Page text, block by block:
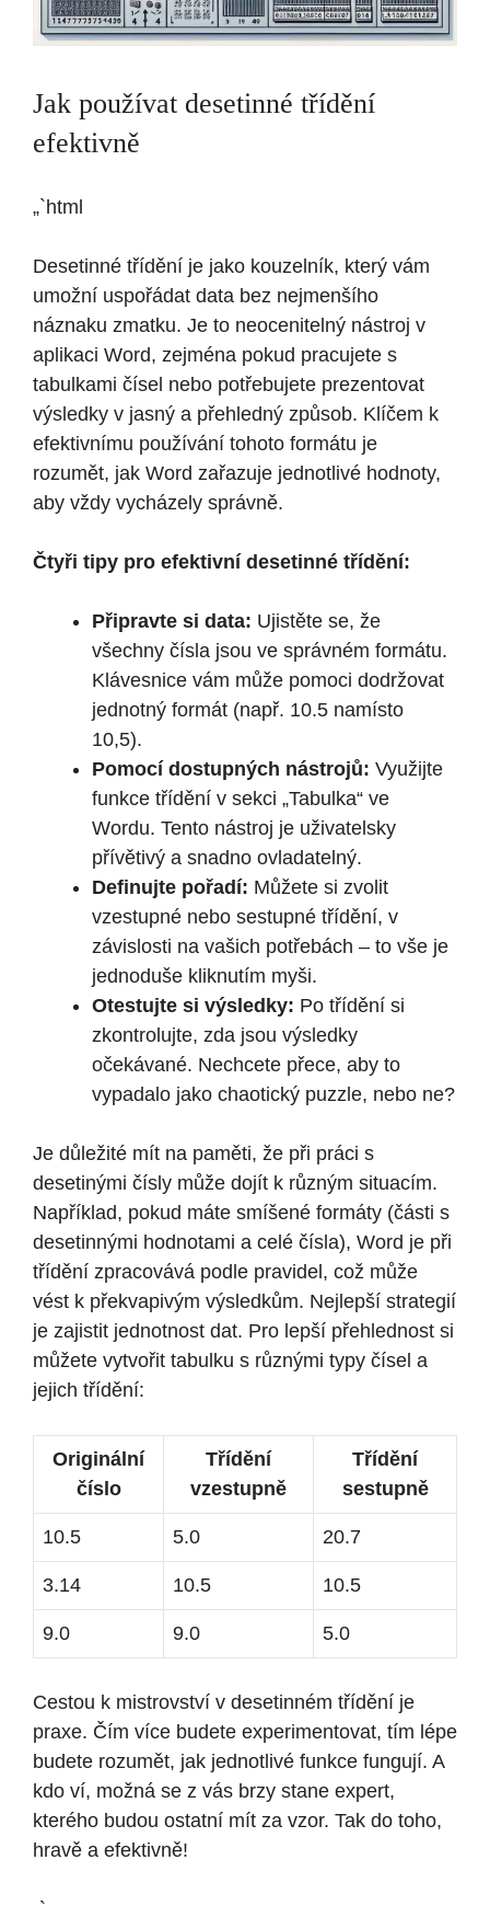
Jak používat desetinné třídění
efektivně
„`html
Desetinné třídění je jako kouzelník, který vám
umožní uspořádat data bez nejmenšího
náznaku zmatku. Je to neocenitelný nástroj v
aplikaci Word, zejména pokud pracujete s
tabulkami čísel nebo potřebujete prezentovat
výsledky v jasný a přehledný způsob. Klíčem k
efektivnímu používání tohoto formátu je
rozumět, jak Word zařazuje jednotlivé hodnoty,
aby vždy vycházely správně.
Čtyři tipy pro efektivní desetinné třídění:
Připravte si data: Ujistěte se, že
všechny čísla jsou ve správném formátu.
Klávesnice vám může pomoci dodržovat
jednotný formát (např. 10.5 namísto
10,5).
Pomocí dostupných nástrojů: Využijte
funkce třídění v sekci „Tabulka“ ve
Wordu. Tento nástroj je uživatelsky
přívětivý a snadno ovladatelný.
Definujte pořadí: Můžete si zvolit
vzestupné nebo sestupné třídění, v
závislosti na vašich potřebách – to vše je
jednoduše kliknutím myši.
Otestujte si výsledky: Po třídění si
zkontrolujte, zda jsou výsledky
očekávané. Nechcete přece, aby to
vypadalo jako chaotický puzzle, nebo ne?
Je důležité mít na paměti, že při práci s
desetinými čísly může dojít k různým situacím.
Například, pokud máte smíšené formáty (části s
desetinnými hodnotami a celé čísla), Word je při
třídění zpracovává podle pravidel, což může
vést k překvapivým výsledkům. Nejlepší strategií
je zajistit jednotnost dat. Pro lepší přehlednost si
můžete vytvořit tabulku s různými typy čísel a
jejich třídění:
Originální
číslo
Třídění
vzestupně
Třídění
sestupně
10.5 5.0 20.7
3.14 10.5 10.5
9.0 9.0 5.0
Cestou k mistrovství v desetinném třídění je
praxe. Čím více budete experimentovat, tím lépe
budete rozumět, jak jednotlivé funkce fungují. A
kdo ví, možná se z vás brzy stane expert,
kterého budou ostatní mít za vzor. Tak do toho,
hravě a efektivně!